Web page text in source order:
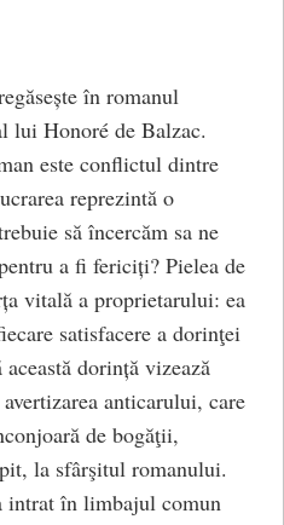
în romanul
lui Honoré de Balzac.
este conflictul dintre
reprezintă o
să încercăm sa ne
a fi fericiți? Pielea de
vitală a proprietarului: ea
satisfacere a dorinţei
dorință vizează
anticarului, care
de bogăţii,
la sfârşitul romanului.
intrat în limbajul comun